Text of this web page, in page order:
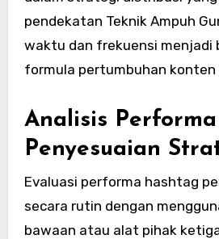
pendekatan Teknik Ampuh
waktu dan frekuensi menjadi
formula pertumbuhan konten
Analisis
Penyesuaian
Evaluasi performa hashtag
secara rutin dengan
bawaan atau alat pihak